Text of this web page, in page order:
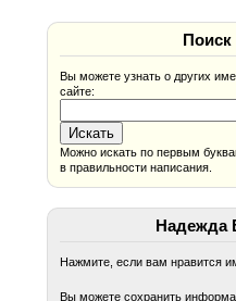
Вы можете узнать о других
сайте:
Можно искать по первым
в правильности написания.
Надежда
Нажмите, если вам нравится
Вы можете сохранить